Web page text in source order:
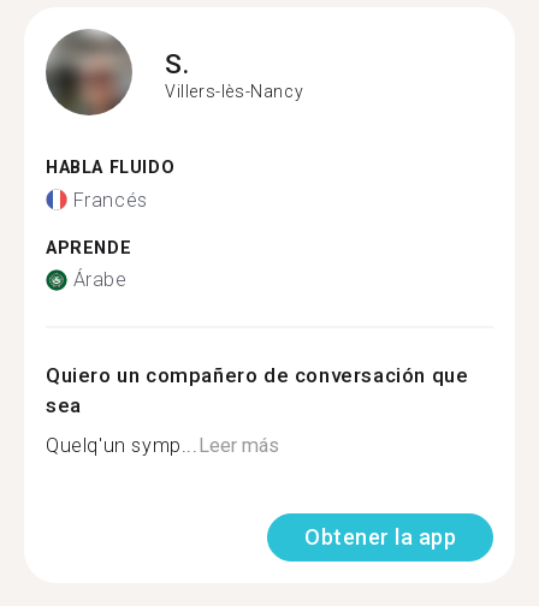
S.
Villers-lès-Nancy
HABLA FLUIDO
Francés
APRENDE
Árabe
Quiero un compañero de conversación que
sea
Quelq'un symp...Leer más
Obtener la app